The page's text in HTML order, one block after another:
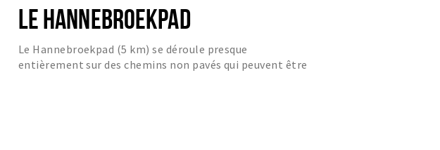
LE HANNEBROEKPAD
Le Hannebroekpad (5 km) se déroule presque
entièrement sur des chemins non pavés qui peuvent être